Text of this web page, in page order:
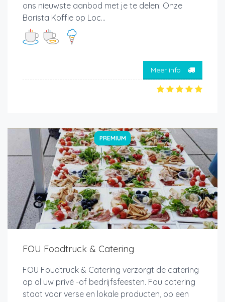
ons nieuwste aanbod met je te delen: Onze
Barista Koffie op Loc...
Meer info
PREMIUM
FOU Foodtruck & Catering
FOU Foudtruck & Catering verzorgt de catering
op al uw privé -of bedrijfsfeesten. Fou catering
staat voor verse en lokale producten, op een